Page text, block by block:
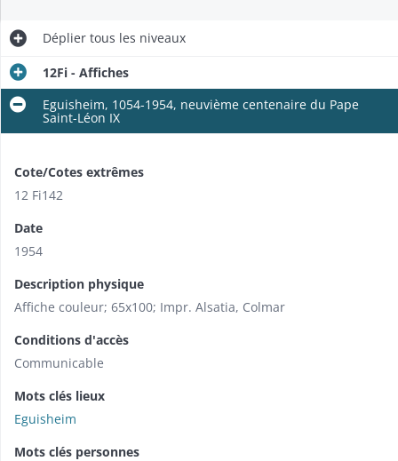
Déplier tous les niveaux
12Fi - Affiches
Eguisheim, 1054-1954, neuvième centenaire du Pape
Saint-Léon IX
Cote/Cotes extrêmes
12 Fi142
Date
1954
Description physique
Affiche couleur; 65x100; Impr. Alsatia, Colmar
Conditions d'accès
Communicable
Mots clés lieux
Eguisheim
Mots clés personnes